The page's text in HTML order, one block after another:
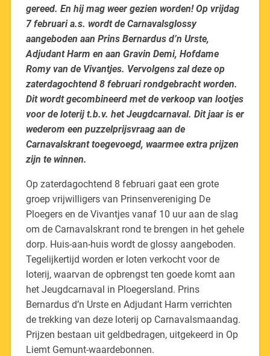
gereed. En hij mag weer gezien worden! Op vrijdag
7 februari a.s. wordt de Carnavalsglossy
aangeboden aan Prins Bernardus d’n Urste,
Adjudant Harm en aan Gravin Demi, Hofdame
Romy van de Vivantjes. Vervolgens zal deze op
zaterdagochtend 8 februari rondgebracht worden.
Dit wordt gecombineerd met de verkoop van lootjes
voor de loterij t.b.v. het Jeugdcarnaval. Dit jaar is er
wederom een puzzelprijsvraag aan de
Carnavalskrant toegevoegd, waarmee extra prijzen
zijn te winnen.
Op zaterdagochtend 8 februari gaat een grote
groep vrijwilligers van Prinsenvereniging De
Ploegers en de Vivantjes vanaf 10 uur aan de slag
om de Carnavalskrant rond te brengen in het gehele
dorp. Huis-aan-huis wordt de glossy aangeboden.
Tegelijkertijd worden er loten verkocht voor de
loterij, waarvan de opbrengst ten goede komt aan
het Jeugdcarnaval in Ploegersland. Prins
Bernardus d’n Urste en Adjudant Harm verrichten
de trekking van deze loterij op Carnavalsmaandag.
Prijzen bestaan uit geldbedragen, uitgekeerd in Op
Liemt Gemunt-waardebonnen.